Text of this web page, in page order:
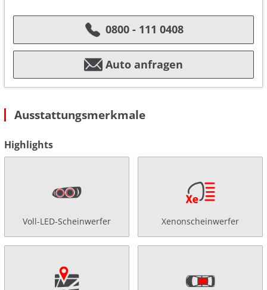
0800 - 111 0408
Auto anfragen
Ausstattungsmerkmale
Highlights
Voll-LED-Scheinwerfer Xenonscheinwerfer